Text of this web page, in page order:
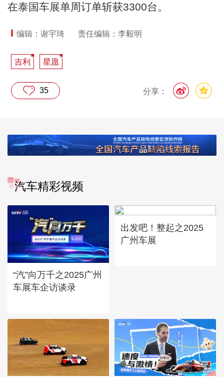
在泰国车展单周订单斩获3300台。
编辑：谢宇琦 责任编辑：李毅明
吉利 星愿
分享：
35
汽车精彩视频
“汽”向万千之2025广州
车展车企访谈录
出发吧！整起之2025
广州车展